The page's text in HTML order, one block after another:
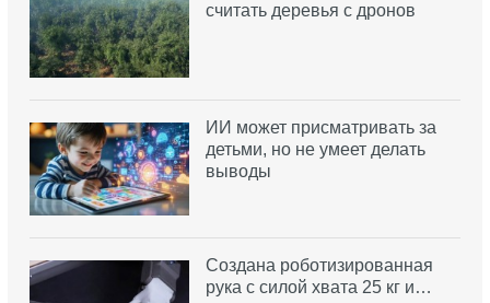
считать деревья с дронов
ИИ может присматривать за
детьми, но не умеет делать
выводы
Создана роботизированная
рука с силой хвата 25 кг и…